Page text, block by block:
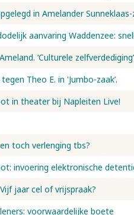
in Amelander
aanvaring Waddenzee:
‘Culturele
Theo E. in 'Jumbo-zaak’.
in theater bij Napleiten Live!
toch verlenging tbs?
invoering elektronische
jaar cel of vrijspraak?
voorwaardelijke boete